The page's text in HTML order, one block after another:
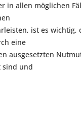
allen möglichen
ist es
eine
ausgesetzten
sind und